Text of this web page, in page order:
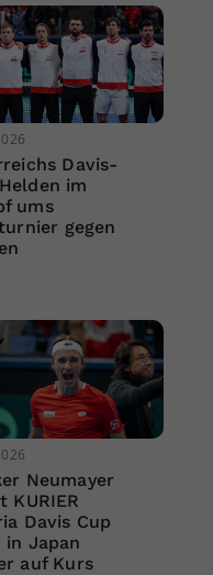
Davis-
im
ums
gegen
Neumayer
KURIER
Davis Cup
in Japan
auf Kurs